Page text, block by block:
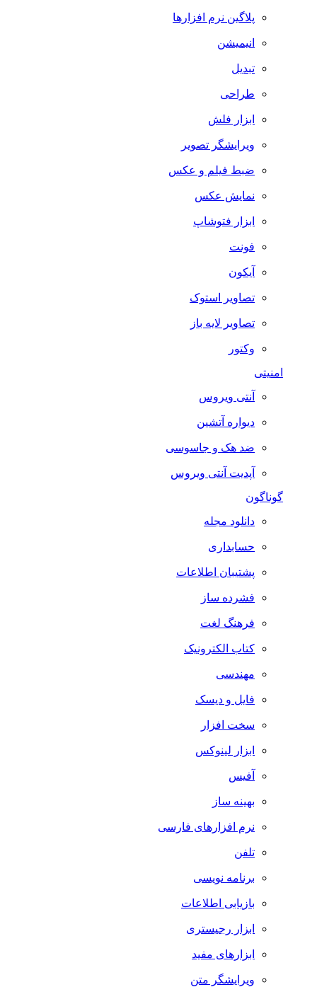
پلاگین نرم افزارها
انیمیشن
تبدیل
طراحی
ابزار فلش
ویرایشگر تصویر
ضبط فيلم و عكس
نمایش عکس
ابزار فتوشاپ
فونت
آیکون
تصاویر استوک
تصاویر لایه باز
وکتور
امنیتی
آنتی ویروس
دیواره آتشین
ضد هک و جاسوسی
آپدیت آنتی ویروس
گوناگون
دانلود مجله
حسابداری
پشتیبان اطلاعات
فشرده ساز
فرهنگ لغت
کتاب الکترونیک
مهندسی
فایل و دیسک
سخت افزار
ابزار لینوکس
آفیس
بهینه ساز
نرم افزارهای فارسی
تلفن
برنامه نویسی
بازیابی اطلاعات
ابزار رجیستری
ابزارهای مفید
ویرایشگر متن